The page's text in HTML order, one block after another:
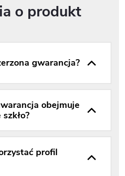
o produkt
gwarancja?
obejmuje
profil